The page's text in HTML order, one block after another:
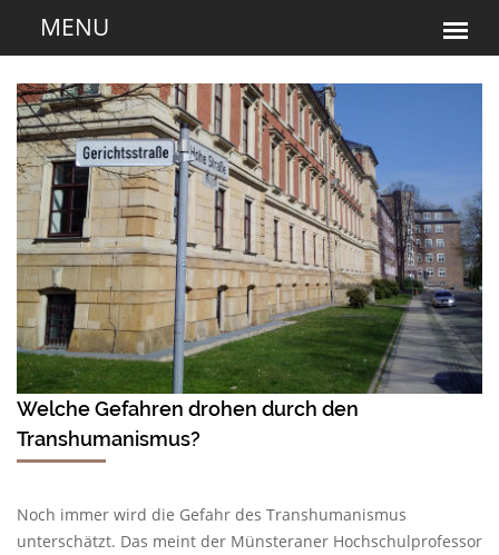
Welche Gefahren drohen durch den
Transhumanismus?
Noch immer wird die Gefahr des Transhumanismus
unterschätzt. Das meint der Münsteraner Hochschulprofessor